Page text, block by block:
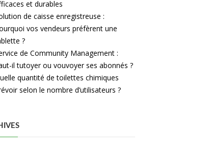
et durables
de caisse enregistreuse :
vos vendeurs préfèrent une
?
de Community Management :
il tutoyer ou vouvoyer ses abonnés ?
quantité de toilettes chimiques
selon le nombre d’utilisateurs ?